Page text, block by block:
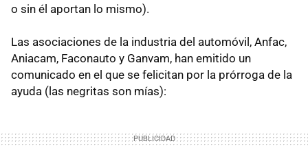
o sin él aportan lo mismo).
Las asociaciones de la industria del automóvil, Anfac,
Aniacam, Faconauto y Ganvam, han emitido un
comunicado en el que se felicitan por la prórroga de la
ayuda (las negritas son mías):